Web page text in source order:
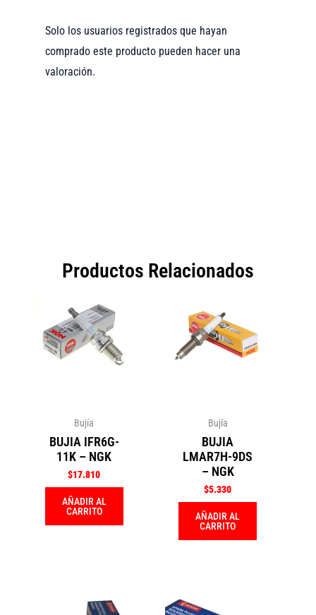
Solo los usuarios registrados que hayan
comprado este producto pueden hacer una
valoración.
Productos Relacionados
Bujía
BUJIA IFR6G-
11K – NGK
$17.810
AÑADIR AL
CARRITO
Bujía
BUJIA
LMAR7H-9DS
– NGK
$5.330
AÑADIR AL
CARRITO